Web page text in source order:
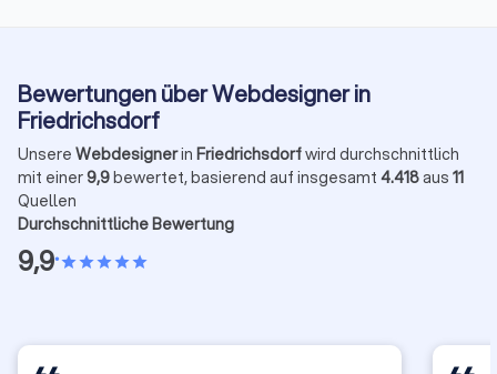
Bewertungen über Webdesigner in
Friedrichsdorf
Unsere Webdesignerin Friedrichsdorfwird durchschnittlich
mit einer9,9bewertet, basierend auf insgesamt 4.418aus 11
Quellen
Durchschnittliche Bewertung
9,9•starstarstarstarstar